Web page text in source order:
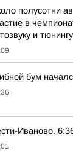
полусотни
в
и тюнингу
бум
Иваново.